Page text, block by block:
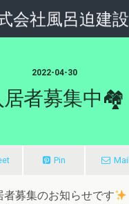
会社風呂迫建設
2022-04-30
居者募集中🏘
Pin Mail
者募集のお知らせです